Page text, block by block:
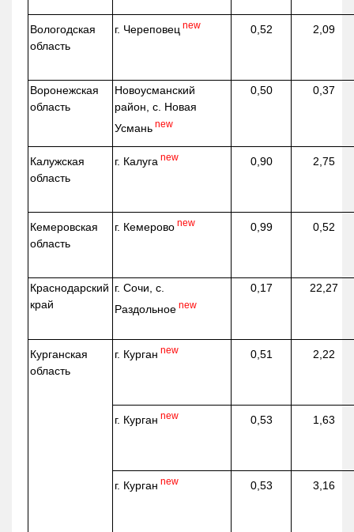
Вологодская
область
г. Череповец new 0,52 2,09
Воронежская
область
Новоусманский
район, с. Новая
Усмань new
0,50 0,37
Калужская
область
г. Калуга new 0,90 2,75
Кемеровская
область
г. Кемерово new 0,99 0,52
Краснодарский
край
г. Сочи, с.
Раздольное new
0,17 22,27
Курганская
область
г. Курган new 0,51 2,22
г. Курган new 0,53 1,63
г. Курган new 0,53 3,16